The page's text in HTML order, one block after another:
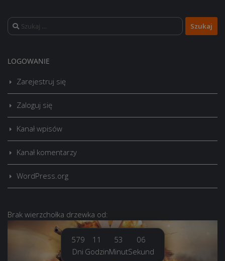
Szukaj:
LOGOWANIE
Zarejestruj się
Zaloguj się
Kanał wpisów
Kanał komentarzy
WordPress.org
Brak wierzchołka drzewka od:
579
Dni
11
Godzin
53
Minut
07
Sekund